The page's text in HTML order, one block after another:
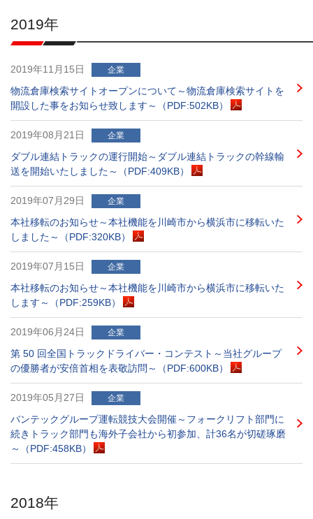
2019年
2019年11月15日 企業
物流倉庫検索サイトオープンについて～物流倉庫検索サイトを
開設した事をお知らせ致します～（PDF:502KB）
2019年08月21日 企業
ダブル連結トラックの運行開始～ダブル連結トラックの幹線輸
送を開始いたしました～（PDF:409KB）
2019年07月29日 企業
本社移転のお知らせ～本社機能を川崎市から横浜市に移転いた
しました～（PDF:320KB）
2019年07月15日 企業
本社移転のお知らせ～本社機能を川崎市から横浜市に移転いた
します～（PDF:259KB）
2019年06月24日 企業
第 50 回全国トラックドライバー・コンテスト～当社グループ
の優勝者が安倍首相を表敬訪問～（PDF:600KB）
2019年05月27日 企業
バンテックグループ運転競技大会開催～フォークリフト部門に
続きトラック部門も海外子会社から初参加、計36名が切磋琢磨
～（PDF:458KB）
2018年